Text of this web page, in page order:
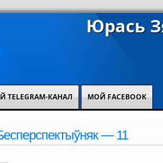
Юрась
TELEGRAM-КАНАЛ МОЙ FACEBOOK
— 11